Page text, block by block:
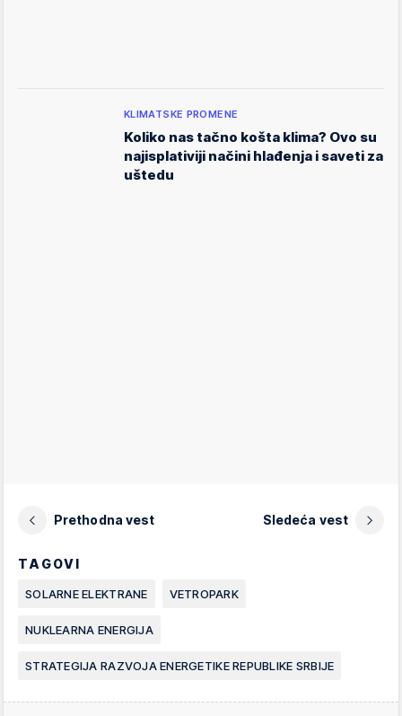
KLIMATSKE PROMENE
Koliko nas tačno košta klima? Ovo su
najisplativiji načini hlađenja i saveti za
uštedu
Prethodna vest Sledeća vest
TAGOVI
SOLARNE ELEKTRANE VETROPARK
NUKLEARNA ENERGIJA
STRATEGIJA RAZVOJA ENERGETIKE REPUBLIKE SRBIJE